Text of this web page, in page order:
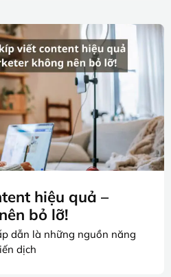
hiệu quả –
bỏ lỡ!
dẫn là những nguồn năng
dịch